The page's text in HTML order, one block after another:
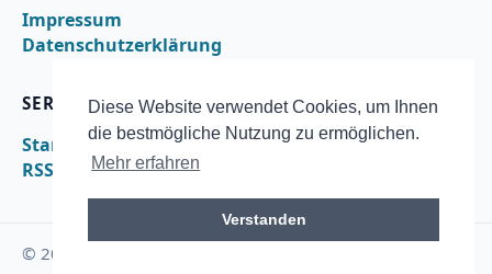
Diese Website verwendet Cookies, um Ihnen
die bestmögliche Nutzung zu ermöglichen.
Mehr erfahren
Verstanden
Impressum
Datenschutzerklärung
SERVICE
Startseite
RSS
© 2026 ngo-online.de